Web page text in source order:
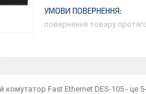
повернення товару
комутатор Fast Ethernet DES-105 -